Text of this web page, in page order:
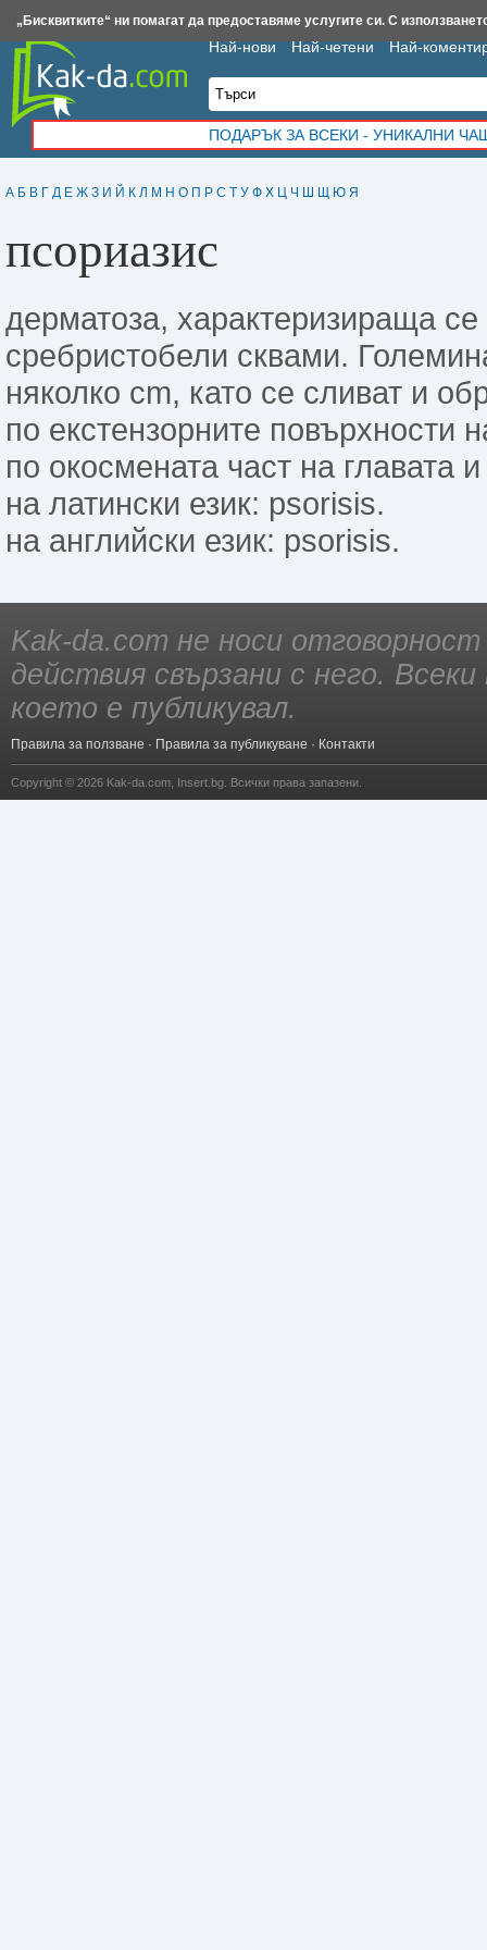
А Б В Г Д Е Ж З И Й К Л М Н О П Р С Т У Ф Х Ц Ч Ш Щ Ю Я
псориазис
дерматоза, характеризираща
сребристобели сквами.
няколко сm, като се сливат и
по екстензорните повърхности
по окосмената част на главата
на латински език: psorisis.
на английски език: psorisis.
Най-нови Най-четени Най-
ПОДАРЪК ЗА ВСЕКИ - УНИКАЛНИ
Insert.bg Framar.bg Kak-da.com Iztochnik.com BauBau.bg NewAge.bg
Kak-da.com не носи
действия свързани с него.
което е публикувал.
Правила за ползване · Правила за публикуване · Контакти
Copyright © 2026 Kak-da.com Insert.bg . Всички права запазени.
„Бисквитките“ ни помагат да предоставяме услугите си. С